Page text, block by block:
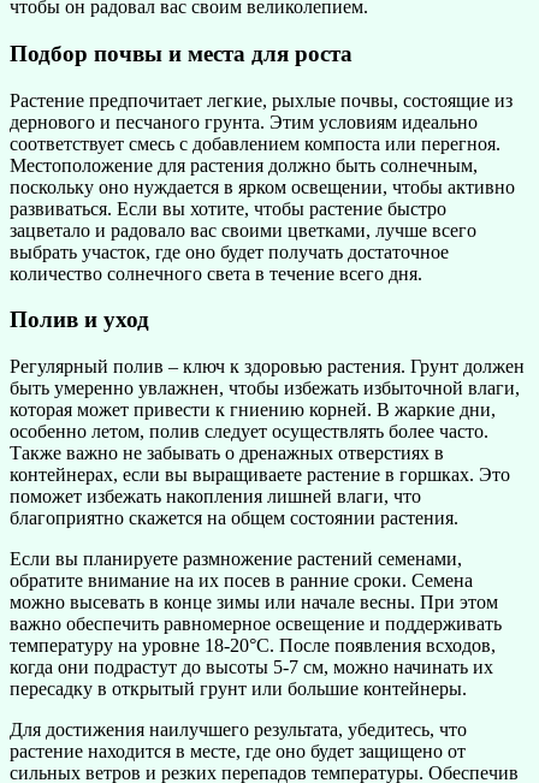
чтобы он радовал вас своим великолепием.
Подбор почвы и места для роста
Растение предпочитает легкие, рыхлые почвы, состоящие из
дернового и песчаного грунта. Этим условиям идеально
соответствует смесь с добавлением компоста или перегноя.
Местоположение для растения должно быть солнечным,
поскольку оно нуждается в ярком освещении, чтобы активно
развиваться. Если вы хотите, чтобы растение быстро
зацветало и радовало вас своими цветками, лучше всего
выбрать участок, где оно будет получать достаточное
количество солнечного света в течение всего дня.
Полив и уход
Регулярный полив – ключ к здоровью растения. Грунт должен
быть умеренно увлажнен, чтобы избежать избыточной влаги,
которая может привести к гниению корней. В жаркие дни,
особенно летом, полив следует осуществлять более часто.
Также важно не забывать о дренажных отверстиях в
контейнерах, если вы выращиваете растение в горшках. Это
поможет избежать накопления лишней влаги, что
благоприятно скажется на общем состоянии растения.
Если вы планируете размножение растений семенами,
обратите внимание на их посев в ранние сроки. Семена
можно высевать в конце зимы или начале весны. При этом
важно обеспечить равномерное освещение и поддерживать
температуру на уровне 18-20°C. После появления всходов,
когда они подрастут до высоты 5-7 см, можно начинать их
пересадку в открытый грунт или большие контейнеры.
Для достижения наилучшего результата, убедитесь, что
растение находится в месте, где оно будет защищено от
сильных ветров и резких перепадов температуры. Обеспечив